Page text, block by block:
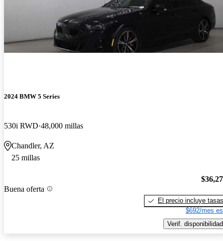
2024 BMW 5 Series
530i RWD 48,000 millas
Chandler, AZ
25 millas
Buena oferta
El precio incluye tasas
$692/mes
Verif. disponibilidad